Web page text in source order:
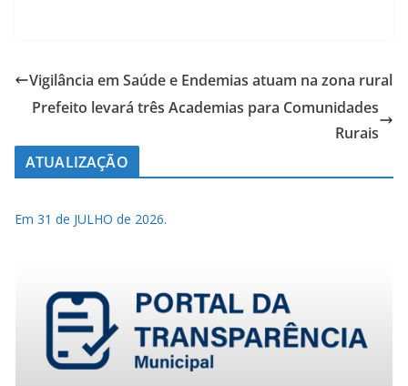
Vigilância em Saúde e Endemias atuam na zona rural
Prefeito levará três Academias para Comunidades
Rurais
ATUALIZAÇÃO
Em 31 de JULHO de 2026.